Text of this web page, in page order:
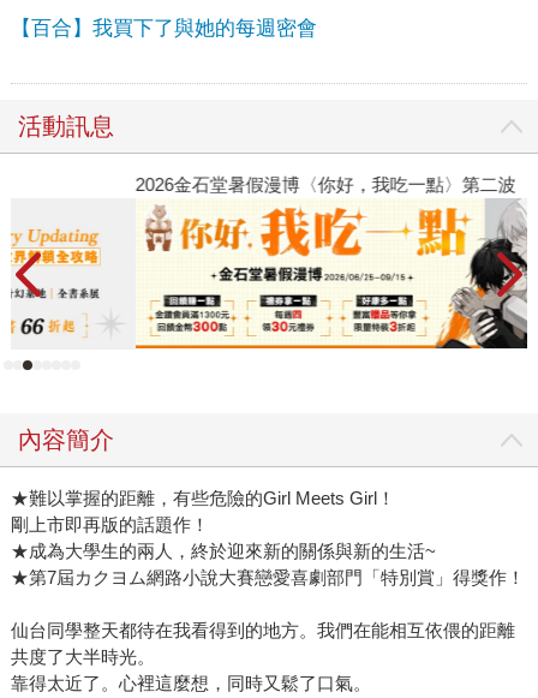
【百合】我買下了與她的每週密會
活動訊息
2026金石堂暑假漫博〈你好，我吃一點〉第二波
內容簡介
★難以掌握的距離，有些危險的Girl Meets Girl！
剛上市即再版的話題作！
★成為大學生的兩人，終於迎來新的關係與新的生活~
★第7屆カクヨム網路小說大賽戀愛喜劇部門「特別賞」得獎作！
仙台同學整天都待在我看得到的地方。我們在能相互依偎的距離
共度了大半時光。
靠得太近了。心裡這麼想，同時又鬆了口氣。